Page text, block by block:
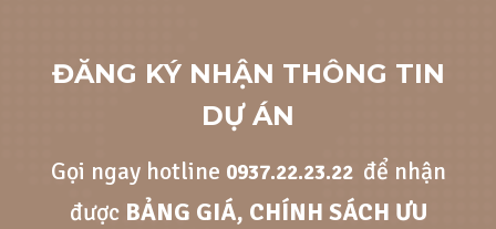
ĐĂNG KÝ NHẬN THÔNG TIN
DỰ ÁN
Gọi ngay hotline 0937.22.23.22 để nhận
được BẢNG GIÁ, CHÍNH SÁCH ƯU